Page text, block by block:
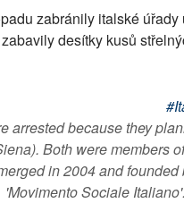
zabránily italské
desítky kusů
arrested because they
Both were members
in 2004 and
'Movimento Sociale